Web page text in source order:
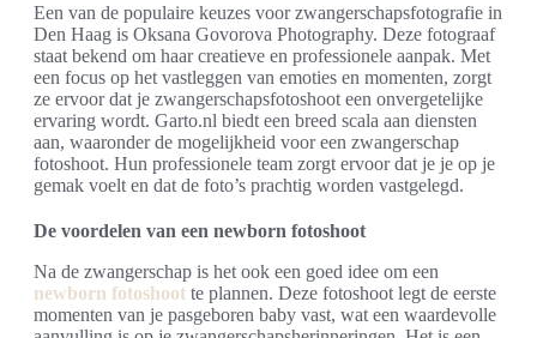
Een van de populaire keuzes voor zwangerschapsfotografie in
Den Haag is Oksana Govorova Photography. Deze fotograaf
staat bekend om haar creatieve en professionele aanpak. Met
een focus op het vastleggen van emoties en momenten, zorgt
ze ervoor dat je zwangerschapsfotoshoot een onvergetelijke
ervaring wordt. Garto.nl biedt een breed scala aan diensten
aan, waaronder de mogelijkheid voor een zwangerschap
fotoshoot. Hun professionele team zorgt ervoor dat je je op je
gemak voelt en dat de foto’s prachtig worden vastgelegd.
De voordelen van een newborn fotoshoot
Na de zwangerschap is het ook een goed idee om een
newborn fotoshoot te plannen. Deze fotoshoot legt de eerste
momenten van je pasgeboren baby vast, wat een waardevolle